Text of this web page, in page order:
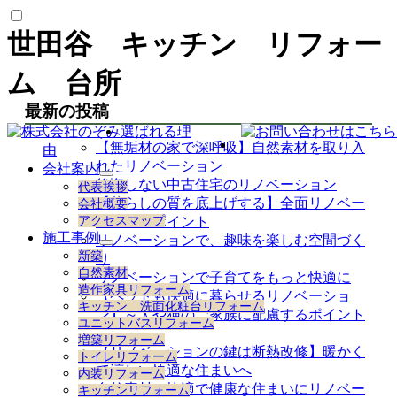
世田谷 キッチン リフォー
ム 台所
選ばれる理
由
会社案内
サ
ブ
メ
ニ
ュ
ー
を
展
開
代表挨拶
会社概要
アクセスマップ
施工事例
サ
ブ
メ
ニ
ュ
ー
を
展
開
新築
自然素材
造作家具リフォーム
キッチン 洗面化粧台リフォーム
ユニットバスリフォーム
増築リフォーム
トイレリフォーム
内装リフォーム
キッチンリフォーム
最新の投稿
【無垢材の家で深呼吸】自然素材を取り入
れたリノベーション
後悔しない中古住宅のリノベーション
【暮らしの質を底上げする】全面リノベー
ションのポイント
リノベーションで、趣味を楽しむ空間づく
り
リノベーションで子育てをもっと快適に
【ペットも快適に暮らせるリノベーショ
ン】～犬や猫のご家族に配慮するポイント
～
【リノベーションの鍵は断熱改修】暖かく
て涼しい快適な住まいへ
自然素材で快適で健康な住まいにリノベー